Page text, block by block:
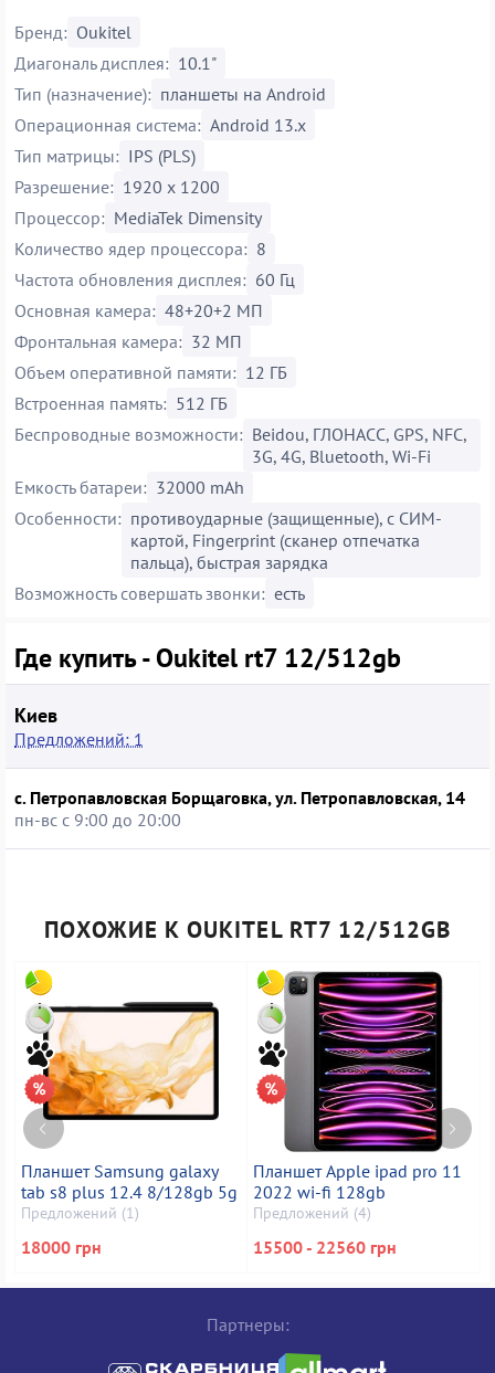
Бренд: Oukitel
Диагональ дисплея: 10.1"
Тип (назначение): планшеты на Android
Операционная система: Android 13.x
Тип матрицы: IPS (PLS)
Разрешение: 1920 х 1200
Процессор: MediaTek Dimensity
Количество ядер процессора: 8
Частота обновления дисплея: 60 Гц
Основная камера: 48+20+2 МП
Фронтальная камера: 32 МП
Объем оперативной памяти: 12 ГБ
Встроенная память: 512 ГБ
Беспроводные возможности: Beidou, ГЛОНАСС, GPS, NFC,
3G, 4G, Bluetooth, Wi-Fi
Емкость батареи: 32000 mAh
Особенности: противоударные (защищенные), с СИМ-
картой, Fingerprint (сканер отпечатка
пальца), быстрая зарядка
Возможность совершать звонки: есть
Где купить - Oukitel rt7 12/512gb
Киев
Предложений: 1
с. Петропавловская Борщаговка, ул. Петропавловская, 14
пн-вс с 9:00 до 20:00
ПОХОЖИЕ К OUKITEL RT7 12/512GB
Планшет Samsung galaxy
tab s8 plus 12.4 8/128gb 5g
Предложений (1)
18000 грн
Планшет Apple ipad pro 11
2022 wi-fi 128gb
Предложений (4)
15500 - 22560 грн
Партнеры: